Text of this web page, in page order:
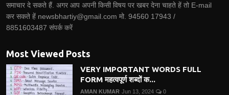
समाचार दे सकते हैं. अगर आप अपनी किसी विषय पर खबर देना चाहते हें तो E-mail
कर सकते हें newsbhartiy@gmail.com मो. 94560 17943 /
8851603487 संपर्क करें
Most Viewed Posts
VERY IMPORTANT WORDS FULL
FORM महत्वपूर्ण शब्दों क...
AMAN KUMAR Jun 13, 2024 0